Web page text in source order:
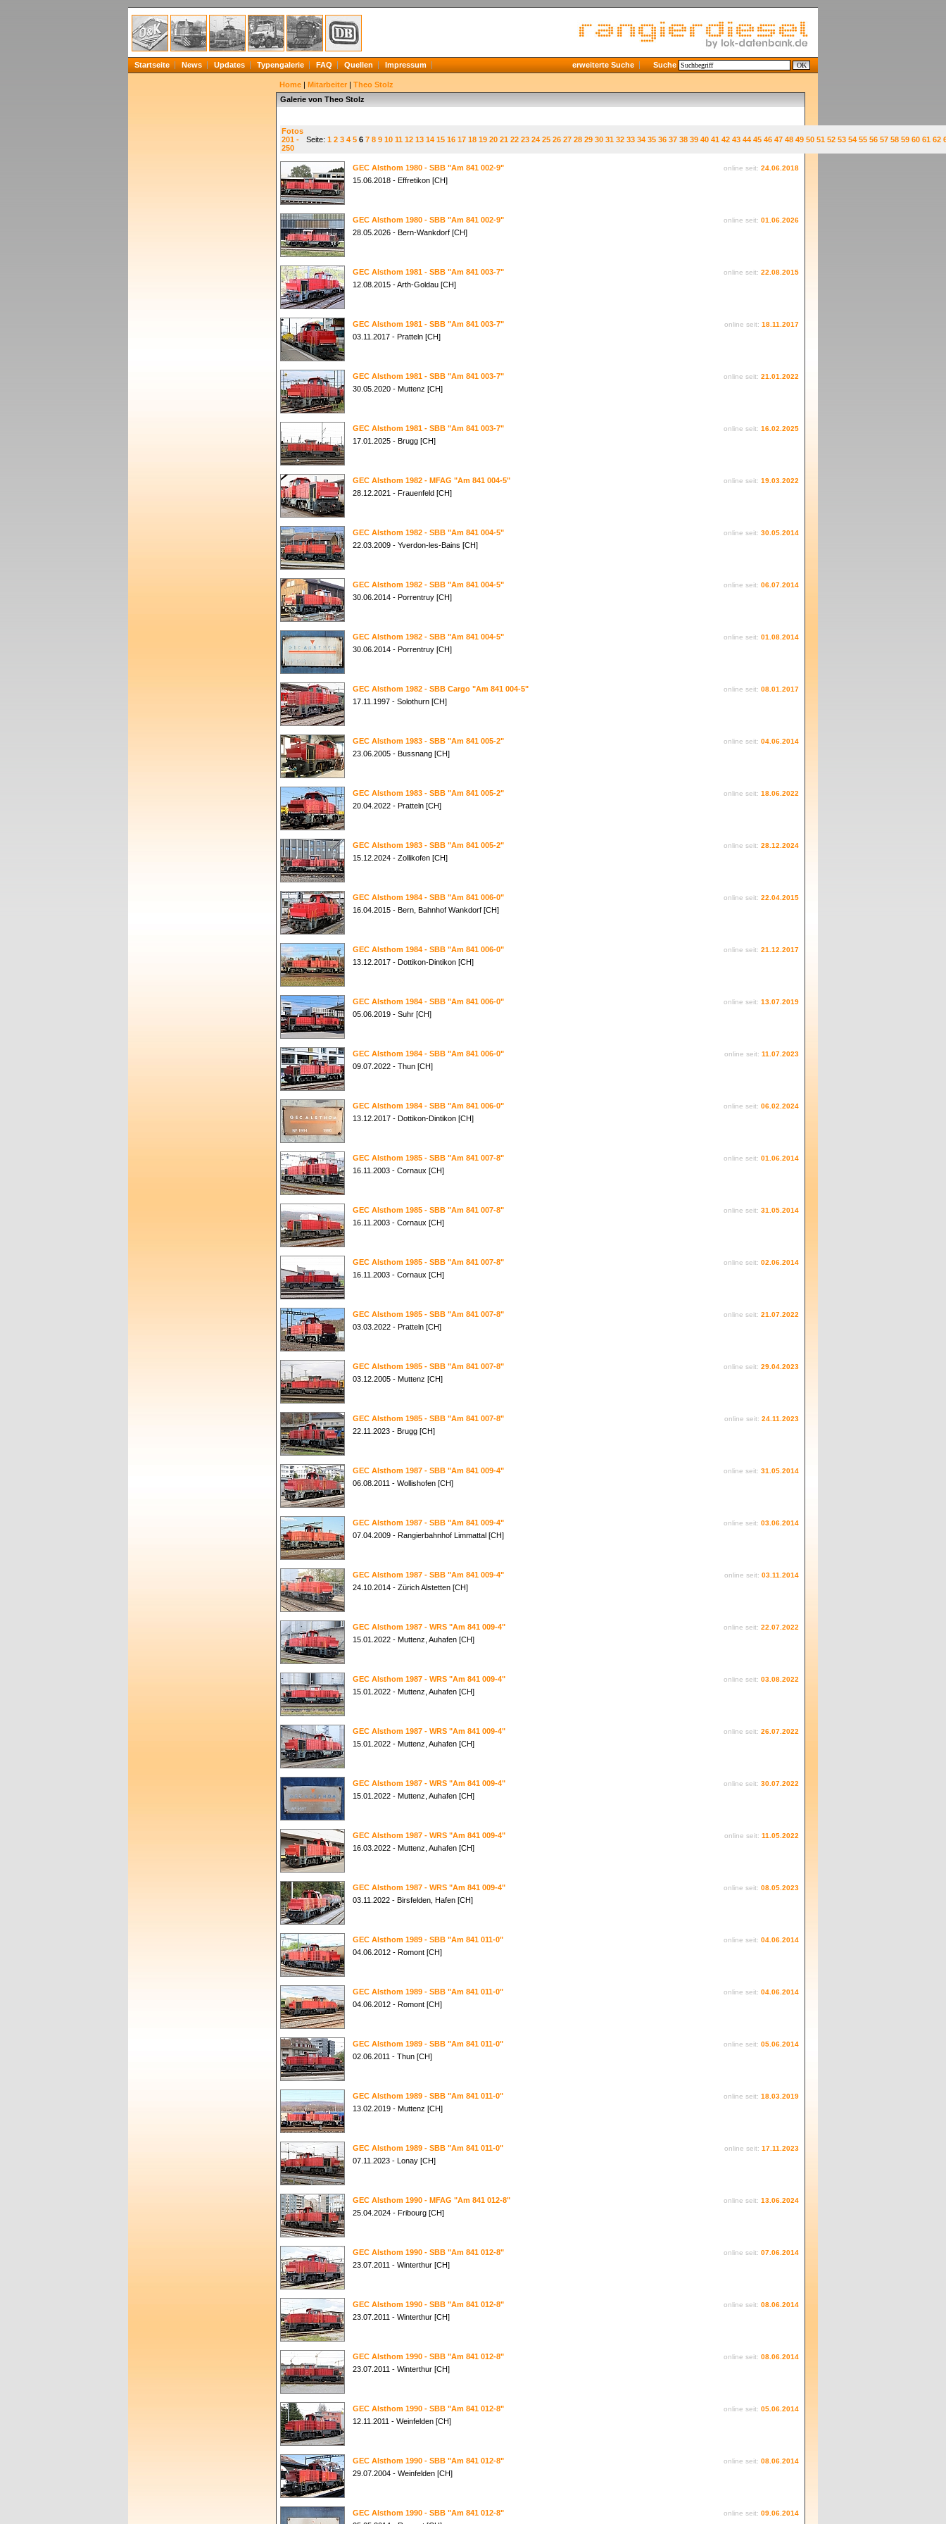
Startseite News Updates Typengalerie FAQ Quellen Impressum erweiterte Suche Suche
Home | Mitarbeiter | Theo Stolz
Galerie von Theo Stolz
Fotos
201 -
250
Seite: 1 2 3 4 5 6 7 8 9 10 11 12 13 14 15 16 17 18 19 20 21 22 23 24 25 26 27 28 29 30 31 32 33 34 35 36 37 38 39 40 41 42 43 44 45 46 47 48 49 50 51 52 53 54 55 56 57 58 59 60 61 62
GEC Alsthom 1980 - SBB "Am 841 002-9" online seit: 24.06.2018
15.06.2018 - Effretikon [CH]
GEC Alsthom 1980 - SBB "Am 841 002-9" online seit: 01.06.2026
28.05.2026 - Bern-Wankdorf [CH]
GEC Alsthom 1981 - SBB "Am 841 003-7" online seit: 22.08.2015
12.08.2015 - Arth-Goldau [CH]
GEC Alsthom 1981 - SBB "Am 841 003-7" online seit: 18.11.2017
03.11.2017 - Pratteln [CH]
GEC Alsthom 1981 - SBB "Am 841 003-7" online seit: 21.01.2022
30.05.2020 - Muttenz [CH]
GEC Alsthom 1981 - SBB "Am 841 003-7" online seit: 16.02.2025
17.01.2025 - Brugg [CH]
GEC Alsthom 1982 - MFAG "Am 841 004-5" online seit: 19.03.2022
28.12.2021 - Frauenfeld [CH]
GEC Alsthom 1982 - SBB "Am 841 004-5" online seit: 30.05.2014
22.03.2009 - Yverdon-les-Bains [CH]
GEC Alsthom 1982 - SBB "Am 841 004-5" online seit: 06.07.2014
30.06.2014 - Porrentruy [CH]
GEC Alsthom 1982 - SBB "Am 841 004-5" online seit: 01.08.2014
30.06.2014 - Porrentruy [CH]
GEC Alsthom 1982 - SBB Cargo "Am 841 004-5" online seit: 08.01.2017
17.11.1997 - Solothurn [CH]
GEC Alsthom 1983 - SBB "Am 841 005-2" online seit: 04.06.2014
23.06.2005 - Bussnang [CH]
GEC Alsthom 1983 - SBB "Am 841 005-2" online seit: 18.06.2022
20.04.2022 - Pratteln [CH]
GEC Alsthom 1983 - SBB "Am 841 005-2" online seit: 28.12.2024
15.12.2024 - Zollikofen [CH]
GEC Alsthom 1984 - SBB "Am 841 006-0" online seit: 22.04.2015
16.04.2015 - Bern, Bahnhof Wankdorf [CH]
GEC Alsthom 1984 - SBB "Am 841 006-0" online seit: 21.12.2017
13.12.2017 - Dottikon-Dintikon [CH]
GEC Alsthom 1984 - SBB "Am 841 006-0" online seit: 13.07.2019
05.06.2019 - Suhr [CH]
GEC Alsthom 1984 - SBB "Am 841 006-0" online seit: 11.07.2023
09.07.2022 - Thun [CH]
GEC Alsthom 1984 - SBB "Am 841 006-0" online seit: 06.02.2024
13.12.2017 - Dottikon-Dintikon [CH]
GEC Alsthom 1985 - SBB "Am 841 007-8" online seit: 01.06.2014
16.11.2003 - Cornaux [CH]
GEC Alsthom 1985 - SBB "Am 841 007-8" online seit: 31.05.2014
16.11.2003 - Cornaux [CH]
GEC Alsthom 1985 - SBB "Am 841 007-8" online seit: 02.06.2014
16.11.2003 - Cornaux [CH]
GEC Alsthom 1985 - SBB "Am 841 007-8" online seit: 21.07.2022
03.03.2022 - Pratteln [CH]
GEC Alsthom 1985 - SBB "Am 841 007-8" online seit: 29.04.2023
03.12.2005 - Muttenz [CH]
GEC Alsthom 1985 - SBB "Am 841 007-8" online seit: 24.11.2023
22.11.2023 - Brugg [CH]
GEC Alsthom 1987 - SBB "Am 841 009-4" online seit: 31.05.2014
06.08.2011 - Wollishofen [CH]
GEC Alsthom 1987 - SBB "Am 841 009-4" online seit: 03.06.2014
07.04.2009 - Rangierbahnhof Limmattal [CH]
GEC Alsthom 1987 - SBB "Am 841 009-4" online seit: 03.11.2014
24.10.2014 - Zürich Alstetten [CH]
GEC Alsthom 1987 - WRS "Am 841 009-4" online seit: 22.07.2022
15.01.2022 - Muttenz, Auhafen [CH]
GEC Alsthom 1987 - WRS "Am 841 009-4" online seit: 03.08.2022
15.01.2022 - Muttenz, Auhafen [CH]
GEC Alsthom 1987 - WRS "Am 841 009-4" online seit: 26.07.2022
15.01.2022 - Muttenz, Auhafen [CH]
GEC Alsthom 1987 - WRS "Am 841 009-4" online seit: 30.07.2022
15.01.2022 - Muttenz, Auhafen [CH]
GEC Alsthom 1987 - WRS "Am 841 009-4" online seit: 11.05.2022
16.03.2022 - Muttenz, Auhafen [CH]
GEC Alsthom 1987 - WRS "Am 841 009-4" online seit: 08.05.2023
03.11.2022 - Birsfelden, Hafen [CH]
GEC Alsthom 1989 - SBB "Am 841 011-0" online seit: 04.06.2014
04.06.2012 - Romont [CH]
GEC Alsthom 1989 - SBB "Am 841 011-0" online seit: 04.06.2014
04.06.2012 - Romont [CH]
GEC Alsthom 1989 - SBB "Am 841 011-0" online seit: 05.06.2014
02.06.2011 - Thun [CH]
GEC Alsthom 1989 - SBB "Am 841 011-0" online seit: 18.03.2019
13.02.2019 - Muttenz [CH]
GEC Alsthom 1989 - SBB "Am 841 011-0" online seit: 17.11.2023
07.11.2023 - Lonay [CH]
GEC Alsthom 1990 - MFAG "Am 841 012-8" online seit: 13.06.2024
25.04.2024 - Fribourg [CH]
GEC Alsthom 1990 - SBB "Am 841 012-8" online seit: 07.06.2014
23.07.2011 - Winterthur [CH]
GEC Alsthom 1990 - SBB "Am 841 012-8" online seit: 08.06.2014
23.07.2011 - Winterthur [CH]
GEC Alsthom 1990 - SBB "Am 841 012-8" online seit: 08.06.2014
23.07.2011 - Winterthur [CH]
GEC Alsthom 1990 - SBB "Am 841 012-8" online seit: 05.06.2014
12.11.2011 - Weinfelden [CH]
GEC Alsthom 1990 - SBB "Am 841 012-8" online seit: 08.06.2014
29.07.2004 - Weinfelden [CH]
GEC Alsthom 1990 - SBB "Am 841 012-8" online seit: 09.06.2014